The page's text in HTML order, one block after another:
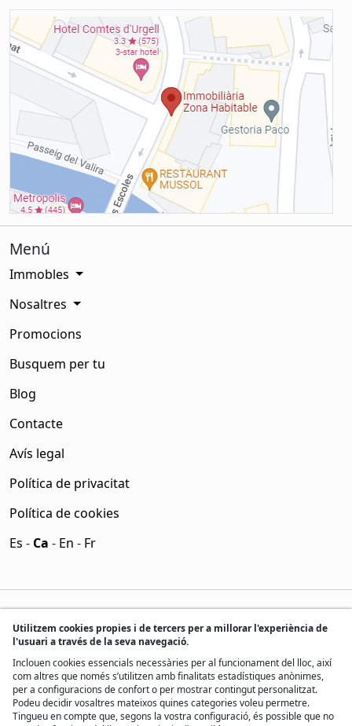
Menú
Immobles
Nosaltres
Promocions
Busquem per tu
Blog
Contacte
Avís legal
Política de privacitat
Política de cookies
Es - Ca - En - Fr
Utilitzem cookies propies i de tercers per a millorar l'experiència de
l'usuari a través de la seva navegació.
Inclouen cookies essencials necessàries per al funcionament del lloc, així
com altres que només s’utilitzen amb finalitats estadístiques anònimes,
per a configuracions de confort o per mostrar contingut personalitzat.
Podeu decidir vosaltres mateixos quines categories voleu permetre.
Tingueu en compte que, segons la vostra configuració, és possible que no